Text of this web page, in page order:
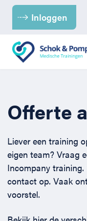
Inloggen
Kinderopvang
Kantoor
Para-medici &
BHV
BHV voor de
BHV voor Kantoren
EHBO
EHBO bij baby’s
Reanimatie
Offerte
Liever een training
eigen team? Vraag
Incompany
contact op. Vaak
voorstel.